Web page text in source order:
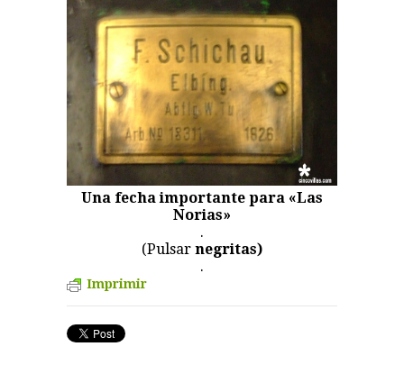
Una fecha importante para «Las
Norias»
.
(Pulsar negritas)
.
Imprimir